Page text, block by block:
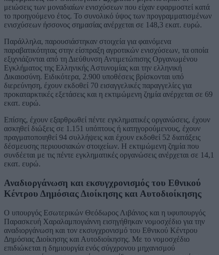
μειώσεις των μοναδιαίων ενισχύσεων που είχαν εφαρμοστεί κατά
το προηγούμενο έτος. Το συνολικό ύψος των προγραμματισμένων
ενισχύσεων ήσσονος σημασίας ανέρχεται σε 148,3 εκατ. ευρώ.
Παράλληλα, παρουσιάστηκαν στοιχεία για φαινόμενα
παραβατικότητας στην είσπραξη αγροτικών ενισχύσεων, τα οποία
εξιχνιάζονται από τη Διεύθυνση Αντιμετώπισης Οργανωμένου
Εγκλήματος της Ελληνικής Αστυνομίας και την ελληνική
Δικαιοσύνη. Ειδικότερα, 2.900 υποθέσεις βρίσκονται υπό
διερεύνηση, έχουν εκδοθεί 70 εισαγγελικές παραγγελίες για
προκαταρκτικές εξετάσεις και η εκτιμώμενη ζημία ανέρχεται σε 69
εκατ. ευρώ.
Επίσης, έχουν εξαρθρωθεί πέντε εγκληματικές οργανώσεις, έχουν
ασκηθεί διώξεις σε 1.151 υπόπτους ή κατηγορούμενους, έχουν
πραγματοποιηθεί 94 συλλήψεις και έχουν εκδοθεί 52 διατάξεις
δέσμευσης περιουσιακών στοιχείων. Η εκτιμώμενη ζημία που
συνδέεται με τις πέντε εγκληματικές οργανώσεις ανέρχεται σε 14,1
εκατ. ευρώ.
Αναδιοργάνωση και εκσυγχρονισμός του Εθνικού
Κέντρου Δημόσιας Διοίκησης και Αυτοδιοίκησης
Ο υπουργός Εσωτερικών Θεόδωρος Λιβάνιος και η υφυπουργός
Παρασκευή Χαραλαμπογιάννη εισηγήθηκαν νομοσχέδιο για την
αναδιοργάνωση και τον εκσυγχρονισμό του Εθνικού Κέντρου
Δημόσιας Διοίκησης και Αυτοδιοίκησης. Με το νομοσχέδιο
επιδιώκεται η δημιουργία ενός σύγχρονου μηχανισμού